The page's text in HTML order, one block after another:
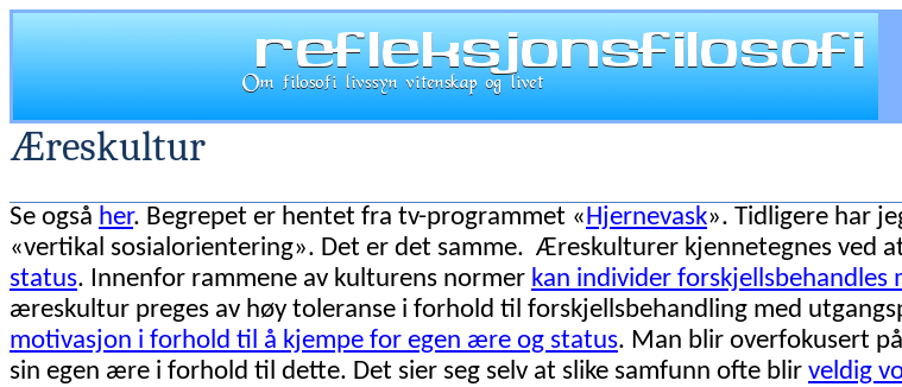
Æreskultur
Se også her. Begrepet er hentet fra tv-programmet «Hjernevask». Tidligere har
«vertikal sosialorientering». Det er det samme. Æreskulturer kjennetegnes ved
status. Innenfor rammene av kulturens normer kan individer
æreskultur preges av høy toleranse i forhold til forskjellsbehandling med
motivasjon i forhold til å kjempe for egen ære og status. Man blir overfokusert på
sin egen ære i forhold til dette. Det sier seg selv at slike samfunn ofte blir veldig